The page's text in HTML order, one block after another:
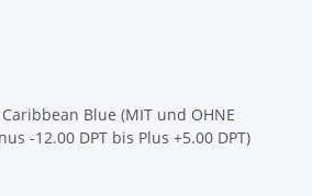
Blue (MIT und OHNE
-12.00 DPT bis Plus +5.00 DPT)